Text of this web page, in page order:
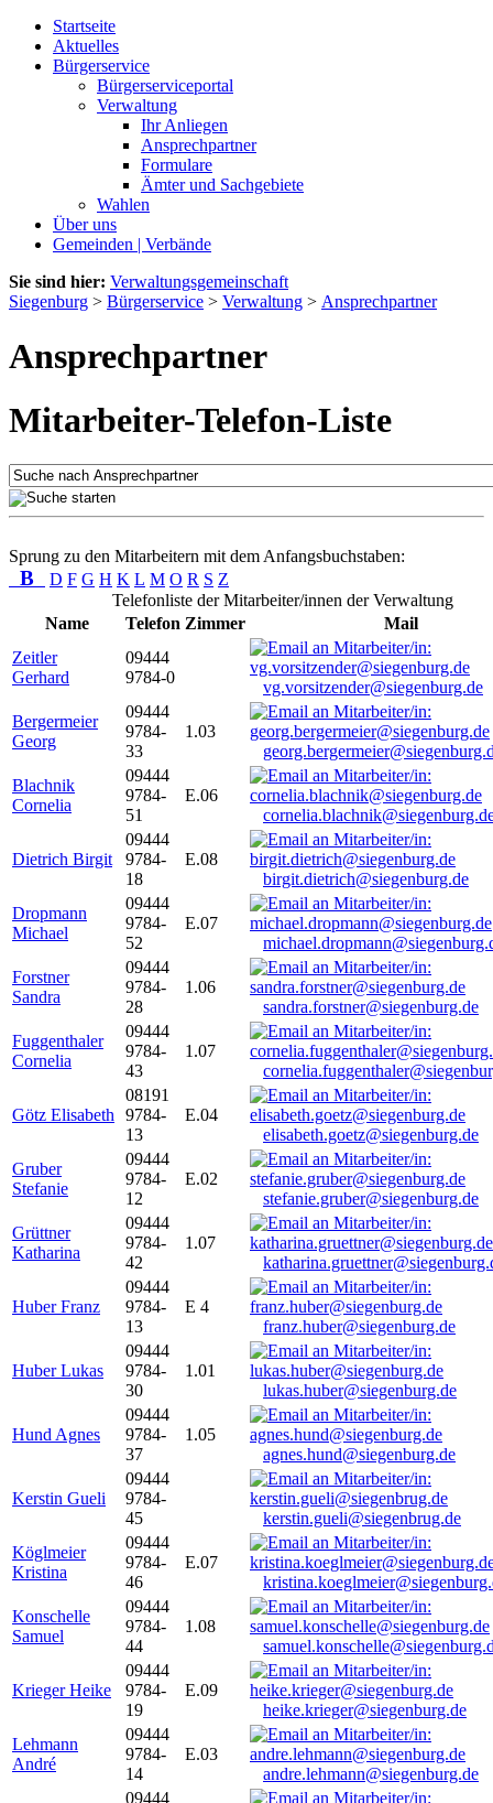
Startseite
Aktuelles
Bürgerservice
Bürgerserviceportal
Verwaltung
Ihr Anliegen
Ansprechpartner
Formulare
Ämter und Sachgebiete
Wahlen
Über uns
Gemeinden | Verbände
Sie sind hier: Verwaltungsgemeinschaft
Siegenburg > Bürgerservice > Verwaltung > Ansprechpartner
Ansprechpartner
Mitarbeiter-Telefon-Liste
Sprung zu den Mitarbeitern mit dem Anfangsbuchstaben:
B D F G H K L M O R S Z
Telefonliste der Mitarbeiter/innen der Verwaltung
Name
Telefon Zimmer
Mail
Zeitler
Gerhard
09444
9784-0
vg.vorsitzender@siegenburg.de
Bergermeier
Georg
09444
9784-
33
1.03
Blachnik
Cornelia
09444
9784-
51
E.06
Dietrich Birgit
09444
9784-
18
E.08
birgit.dietrich@siegenburg.de
Dropmann
Michael
09444
9784-
52
E.07
Forstner
Sandra
09444
9784-
28
1.06
sandra.forstner@siegenburg.de
Fuggenthaler
Cornelia
09444
9784-
43
1.07
Götz Elisabeth
08191
9784-
13
E.04
elisabeth.goetz@siegenburg.de
Gruber
Stefanie
09444
9784-
12
E.02
stefanie.gruber@siegenburg.de
Grüttner
Katharina
09444
9784-
42
1.07
Huber Franz
09444
9784-
13
E 4
franz.huber@siegenburg.de
Huber Lukas
09444
9784-
30
1.01
lukas.huber@siegenburg.de
Hund Agnes
09444
9784-
37
1.05
agnes.hund@siegenburg.de
Kerstin Gueli
09444
9784-
45
kerstin.gueli@siegenbrug.de
Köglmeier
Kristina
09444
9784-
46
E.07
Konschelle
Samuel
09444
9784-
44
1.08
Krieger Heike
09444
9784-
19
E.09
heike.krieger@siegenburg.de
Lehmann
André
09444
9784-
14
E.03
andre.lehmann@siegenburg.de
09444